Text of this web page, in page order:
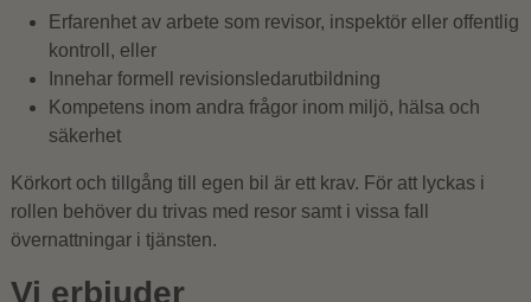
Erfarenhet av arbete som revisor, inspektör eller offentlig
kontroll, eller
Innehar formell revisionsledarutbildning
Kompetens inom andra frågor inom miljö, hälsa och
säkerhet
Körkort och tillgång till egen bil är ett krav. För att lyckas i
rollen behöver du trivas med resor samt i vissa fall
övernattningar i tjänsten.
Vi erbjuder